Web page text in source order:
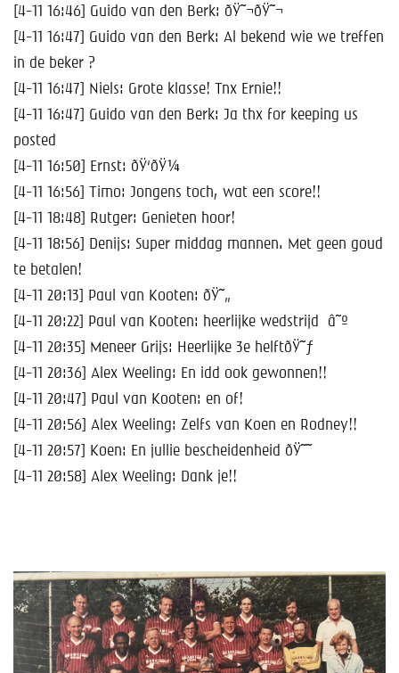
[4-11 16:46] Guido van den Berk: ðŸ˜¬ðŸ˜¬
[4-11 16:47] Guido van den Berk: Al bekend wie we treffen
in de beker ?
[4-11 16:47] Niels: Grote klasse! Tnx Ernie!!
[4-11 16:47] Guido van den Berk: Ja thx for keeping us
posted
[4-11 16:50] Ernst: ðŸ‘ðŸ¼
[4-11 16:56] Timo: Jongens toch, wat een score!!
[4-11 18:48] Rutger: Genieten hoor!
[4-11 18:56] Denijs: Super middag mannen. Met geen goud
te betalen!
[4-11 20:13] Paul van Kooten: ðŸ˜„
[4-11 20:22] Paul van Kooten: heerlijke wedstrijd â˜º
[4-11 20:35] Meneer Grijs: Heerlijke 3e helftðŸ˜ƒ
[4-11 20:36] Alex Weeling: En idd ook gewonnen!!
[4-11 20:47] Paul van Kooten: en of!
[4-11 20:56] Alex Weeling: Zelfs van Koen en Rodney!!
[4-11 20:57] Koen: En jullie bescheidenheid ðŸ˜˜
[4-11 20:58] Alex Weeling: Dank je!!